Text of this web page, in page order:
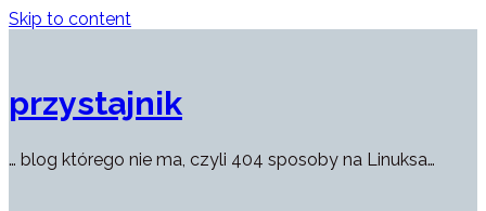
Skip to content
przystajnik
… blog którego nie ma, czyli 404 sposoby na Linuksa…